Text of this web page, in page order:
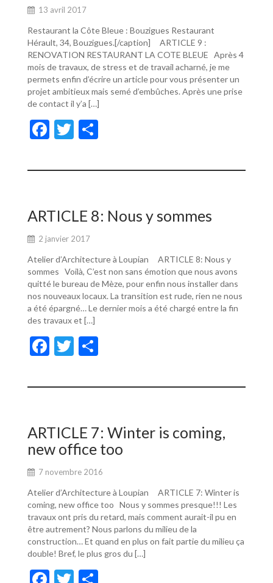
13 avril 2017
Restaurant la Côte Bleue : Bouzigues Restaurant
Hérault, 34, Bouzigues.[/caption] ARTICLE 9 :
RENOVATION RESTAURANT LA COTE BLEUE Après 4
mois de travaux, de stress et de travail acharné, je me
permets enfin d’écrire un article pour vous présenter un
projet ambitieux mais semé d’embûches. Après une prise
de contact il y’a […]
F
e
o
o
k
T
itt ta
er
ARTICLE 8: Nous y sommes
2 janvier 2017
Atelier d’Architecture à Loupian ARTICLE 8: Nous y
sommes Voilà, C’est non sans émotion que nous avons
quitté le bureau de Mèze, pour enfin nous installer dans
nos nouveaux locaux. La transition est rude, rien ne nous
a été épargné… Le dernier mois a été chargé entre la fin
des travaux et […]
F
e
o
o
k
T
itt ta
er
ARTICLE 7: Winter is coming,
new office too
7 novembre 2016
Atelier d’Architecture à Loupian ARTICLE 7: Winter is
coming, new office too Nous y sommes presque!!! Les
travaux ont pris du retard, mais comment aurait-il pu en
être autrement? Nous parlons du milieu de la
construction… Et quand en plus on fait partie du milieu ça
double! Bref, le plus gros du […]